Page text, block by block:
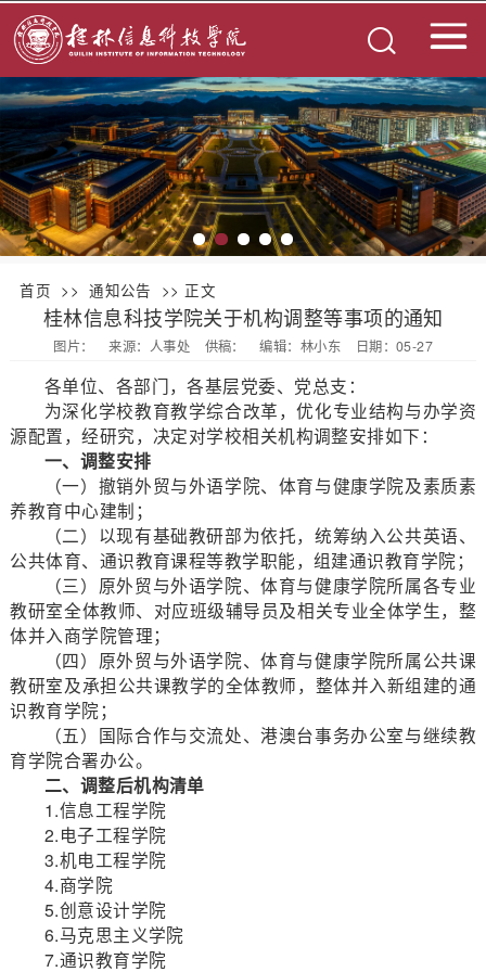
首页 >> 通知公告 >> 正文
桂林信息科技学院关于机构调整等事项的通知
图片： 来源：人事处 供稿： 编辑：林小东 日期：05-27
各单位、各部门，各基层党委、党总支：
为深化学校教育教学综合改革，优化专业结构与办学资
源配置，经研究，决定对学校相关机构调整安排如下：
一、调整安排
（一）撤销外贸与外语学院、体育与健康学院及素质素
养教育中心建制；
（二）以现有基础教研部为依托，统筹纳入公共英语、
公共体育、通识教育课程等教学职能，组建通识教育学院；
（三）原外贸与外语学院、体育与健康学院所属各专业
教研室全体教师、对应班级辅导员及相关专业全体学生，整
体并入商学院管理；
（四）原外贸与外语学院、体育与健康学院所属公共课
教研室及承担公共课教学的全体教师，整体并入新组建的通
识教育学院；
（五）国际合作与交流处、港澳台事务办公室与继续教
育学院合署办公。
二、调整后机构清单
1.信息工程学院
2.电子工程学院
3.机电工程学院
4.商学院
5.创意设计学院
6.马克思主义学院
7.通识教育学院